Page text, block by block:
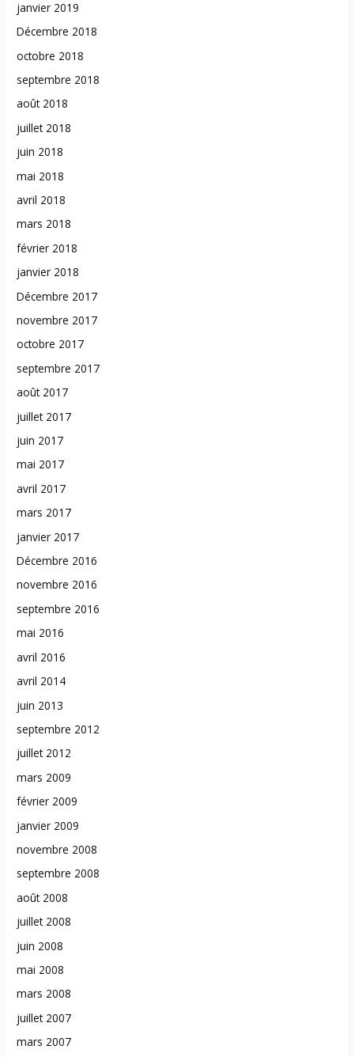
janvier 2019
Décembre 2018
octobre 2018
septembre 2018
août 2018
juillet 2018
juin 2018
mai 2018
avril 2018
mars 2018
février 2018
janvier 2018
Décembre 2017
novembre 2017
octobre 2017
septembre 2017
août 2017
juillet 2017
juin 2017
mai 2017
avril 2017
mars 2017
janvier 2017
Décembre 2016
novembre 2016
septembre 2016
mai 2016
avril 2016
avril 2014
juin 2013
septembre 2012
juillet 2012
mars 2009
février 2009
janvier 2009
novembre 2008
septembre 2008
août 2008
juillet 2008
juin 2008
mai 2008
mars 2008
juillet 2007
mars 2007